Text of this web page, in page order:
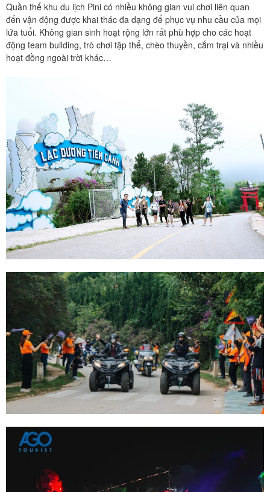
Quần thể khu du lịch Pini có nhiều không gian vui chơi liên quan
đến vận động được khai thác đa dạng để phục vụ nhu cầu của mọi
lứa tuổi. Không gian sinh hoạt rộng lớn rất phù hợp cho các hoạt
động team building, trò chơi tập thể, chèo thuyền, cắm trại và nhiều
hoạt đồng ngoài trời khác…